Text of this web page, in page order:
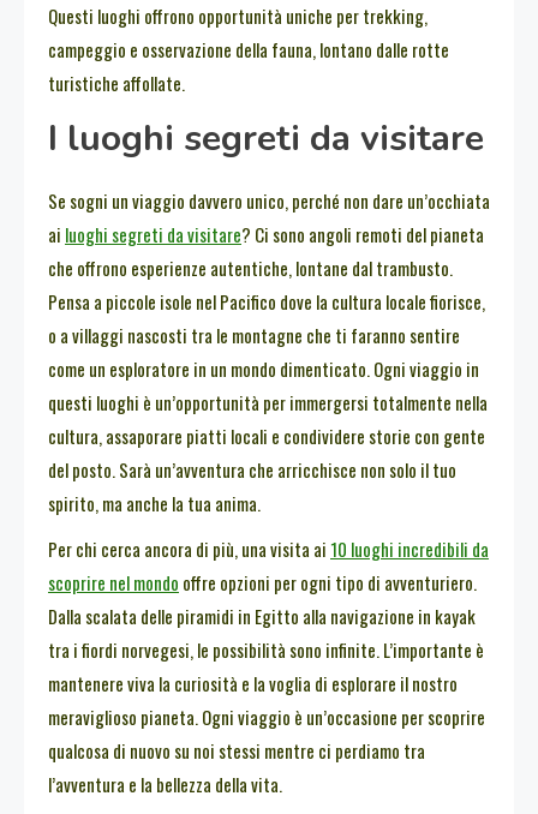
Questi luoghi offrono opportunità uniche per trekking,
campeggio e osservazione della fauna, lontano dalle rotte
turistiche affollate.
I luoghi segreti da visitare
Se sogni un viaggio davvero unico, perché non dare un’occhiata
ai luoghi segreti da visitare? Ci sono angoli remoti del pianeta
che offrono esperienze autentiche, lontane dal trambusto.
Pensa a piccole isole nel Pacifico dove la cultura locale fiorisce,
o a villaggi nascosti tra le montagne che ti faranno sentire
come un esploratore in un mondo dimenticato. Ogni viaggio in
questi luoghi è un’opportunità per immergersi totalmente nella
cultura, assaporare piatti locali e condividere storie con gente
del posto. Sarà un’avventura che arricchisce non solo il tuo
spirito, ma anche la tua anima.
Per chi cerca ancora di più, una visita ai 10 luoghi incredibili da
scoprire nel mondo offre opzioni per ogni tipo di avventuriero.
Dalla scalata delle piramidi in Egitto alla navigazione in kayak
tra i fiordi norvegesi, le possibilità sono infinite. L’importante è
mantenere viva la curiosità e la voglia di esplorare il nostro
meraviglioso pianeta. Ogni viaggio è un’occasione per scoprire
qualcosa di nuovo su noi stessi mentre ci perdiamo tra
l’avventura e la bellezza della vita.